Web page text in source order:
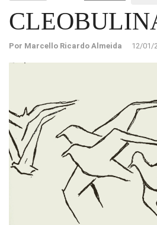
Por Marcello Ricardo Almeida 12/01/